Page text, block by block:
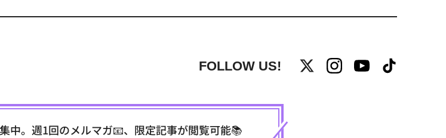
FOLLOW US!
中。週1回のメルマガ📧、限定記事が閲覧可能📚